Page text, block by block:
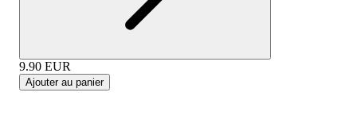
9.90 EUR
Ajouter au panier